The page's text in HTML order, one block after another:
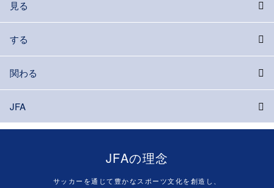
見る
する
関わる
JFA
JFAの理念
サッカーを通じて豊かなスポーツ文化を創造し、